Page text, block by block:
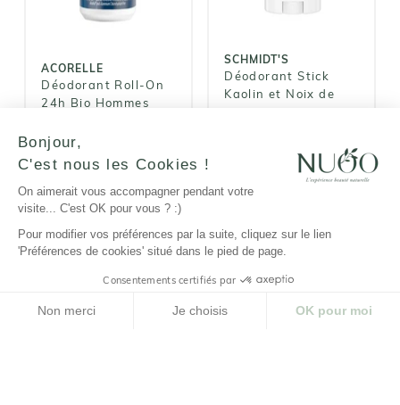
ACORELLE
Déodorant Roll-On
24h Bio Hommes
6,95€
AJOUTER
6,95€
PANIER
SCHMIDT'S
Déodorant Stick
Kaolin et Noix de
AJOUTER AU
PANIER
Bonjour,
C'est nous les Cookies !
On aimerait vous accompagner pendant votre
visite... C'est OK pour vous ? :)
Pour modifier vos préférences par la suite, cliquez sur le lien
'Préférences de cookies' situé dans le pied de page.
Consentements certifiés par
Non merci Je choisis OK pour moi